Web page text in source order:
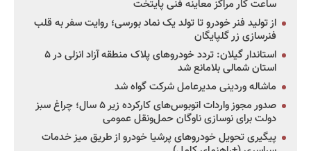
ساعت کار مراکز معاینه فنی پایتخت
از تولید فنر خودرو تا تولد یک نماد بورسی؛ روایت سفر به قلب
فنرسازی زر گلپایگان
استاندار گیلان: تردد خودروهای پلاک منطقه آزاد انزلی در ۵
استان شمالی بلامانع شد
ماشاله وردینی مدیرعامل شرکت گواه شد
صدور مجوز واردات اتوبوس‌های کارکرده زیر ۵ سال؛ چراغ سبز
دولت برای نوسازی ناوگان حمل‌ونقل عمومی
پیگیری تحویل خودروهای پرشیا خودرو از طریق میز خدمات